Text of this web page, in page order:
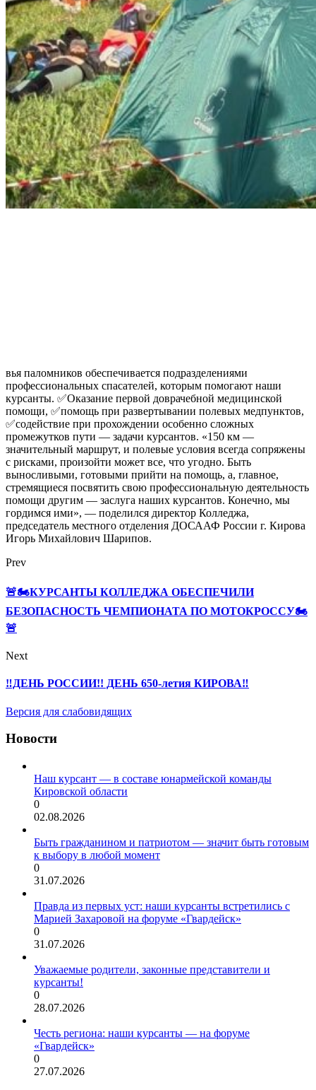
вья паломников обеспечивается подразделениями
профессиональных спасателей, которым помогают наши
курсанты. ✅Оказание первой доврачебной медицинской
помощи, ✅помощь при развертывании полевых медпунктов,
✅содействие при прохождении особенно сложных
промежутков пути — задачи курсантов. «150 км —
значительный маршрут, и полевые условия всегда сопряжены
с рисками, произойти может все, что угодно. Быть
выносливыми, готовыми прийти на помощь, а, главное,
стремящиеся посвятить свою профессиональную деятельность
помощи другим — заслуга наших курсантов. Конечно, мы
гордимся ими», — поделился директор Колледжа,
председатель местного отделения ДОСААФ России г. Кирова
Игорь Михайлович Шарипов.
Prev
🚨🏍КУРСАНТЫ КОЛЛЕДЖА ОБЕСПЕЧИЛИ
БЕЗОПАСНОСТЬ ЧЕМПИОНАТА ПО МОТОКРОССУ🏍
🚨
Next
‼ДЕНЬ РОССИИ!! ДЕНЬ 650-летия КИРОВА‼
Версия для слабовидящих
Новости
Наш курсант — в составе юнармейской команды
Кировской области
0
02.08.2026
Быть гражданином и патриотом — значит быть готовым
к выбору в любой момент
0
31.07.2026
Правда из первых уст: наши курсанты встретились с
Марией Захаровой на форуме «Гвардейск»
0
31.07.2026
Уважаемые родители, законные представители и
курсанты!
0
28.07.2026
Честь региона: наши курсанты — на форуме
«Гвардейск»
0
27.07.2026